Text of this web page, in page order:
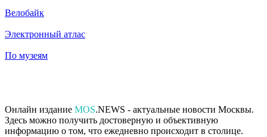
Велобайк
Электронный атлас
По музеям
Онлайн издание MOS.NEWS - актуальные новости Москвы.
Здесь можно получить достоверную и объективную
информацию о том, что ежедневно происходит в столице.